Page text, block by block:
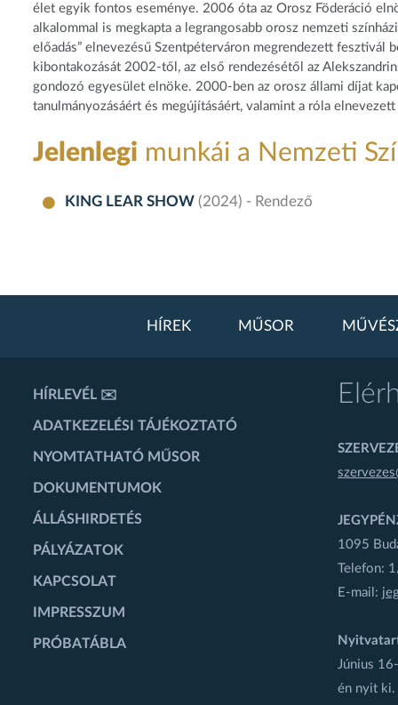
élet egyik fontos eseménye. 2006 óta az Orosz Föderáció
alkalommal is megkapta a legrangosabb orosz nemzeti
előadás” elnevezésű Szentpéterváron megrendezett fesztivál
kibontakozását 2002-től, az első rendezésétől az
gondozó egyesület elnöke. 2000-ben az orosz állami díjat
tanulmányozásáért és megújításáért, valamint a róla
Jelenlegi munkái a Nemzeti
KING LEAR SHOW(2024) - Rendező
HÍREK MŰSOR
HÍRLEVÉL ✉️
ADATKEZELÉSI TÁJÉKOZTATÓ
NYOMTATHATÓ MŰSOR
DOKUMENTUMOK
ÁLLÁSHIRDETÉS
PÁLYÁZATOK
KAPCSOLAT
IMPRESSZUM
PRÓBATÁBLA
1095
Telefon:
E-mail:
Június
én nyit ki.